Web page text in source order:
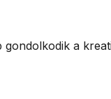
gondolkodik a